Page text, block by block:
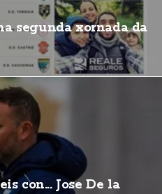
segunda xornada da
con... Jose De la